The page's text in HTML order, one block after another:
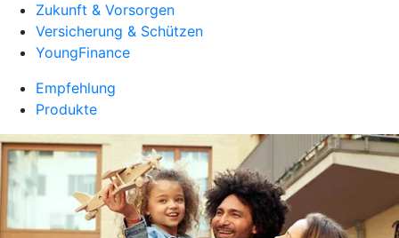
Zukunft & Vorsorgen
Versicherung & Schützen
YoungFinance
Empfehlung
Produkte